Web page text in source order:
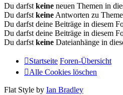
Du darfst keine neuen Themen in
Du darfst keine Antworten zu
Du darfst deine Beiträge in diesem
Du darfst deine Beiträge in diesem
Du darfst keine Dateianhänge in
Startseite Foren-Übersicht
Alle Cookies löschen
Flat Style by Ian Bradley